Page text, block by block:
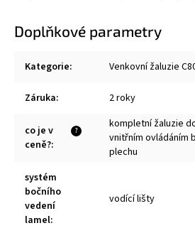
Doplňkové parametry
Kategorie: Venkovní žaluzie
Záruka: 2 roky
?
co je v
ceně?:
kompletní žaluzie
vnitřním ovládáním
plechu
systém
bočního
vedení
lamel:
vodící lišty